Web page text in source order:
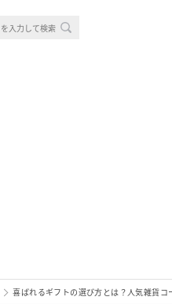
喜ばれるギフトの選び方とは？人気雑貨